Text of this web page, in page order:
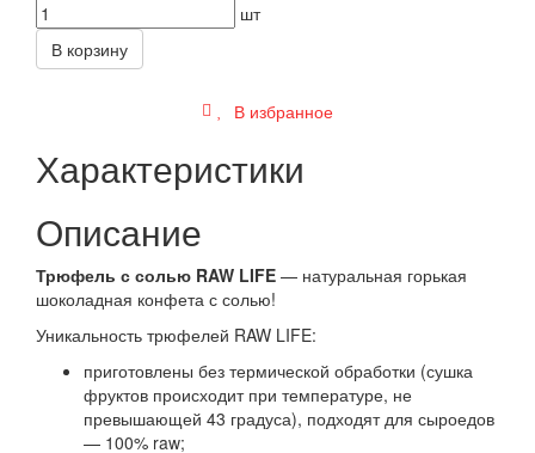
шт
В корзину
В избранное
Характеристики
Описание
Трюфель с солью RAW LIFE — натуральная горькая
шоколадная конфета с солью!
Уникальность трюфелей RAW LIFE:
приготовлены без термической обработки (сушка
фруктов происходит при температуре, не
превышающей 43 градуса), подходят для сыроедов
— 100% raw;